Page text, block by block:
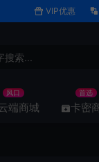
VIP优惠
端商城
风口
卡密
首选